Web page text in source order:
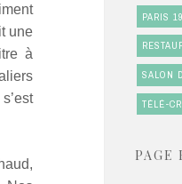
une
à
PARIS
SALON
TÉLÉ-
PAGE